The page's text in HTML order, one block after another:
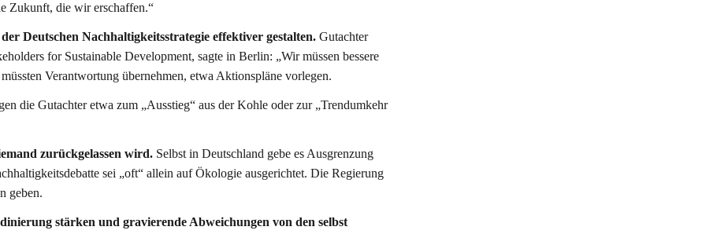
Zukunft, die wir erschaffen.“
Deutschen Nachhaltigkeitsstrategie effektiver gestalten. Gutachter
for Sustainable Development, sagte in Berlin: „Wir müssen bessere
Verantwortung übernehmen, etwa Aktionspläne vorlegen.
die Gutachter etwa zum „Ausstieg“ aus der Kohle oder zur „Trendumkehr
zurückgelassen wird. Selbst in Deutschland gebe es Ausgrenzung
sei „oft“ allein auf Ökologie ausgerichtet. Die Regierung
geben.
stärken und gravierende Abweichungen von den selbst